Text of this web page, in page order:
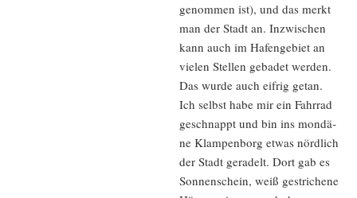
ge­nom­men ist), und das merkt
man der Stadt an. Inzwi­schen
kann auch im Hafen­ge­biet an
vie­len Stel­len geba­det wer­den.
Das wur­de auch eif­rig getan.
Ich selbst habe mir ein Fahr­rad
geschnappt und bin ins mon­dä­
ne Klam­pen­borg etwas nörd­lich
der Stadt gera­delt. Dort gab es
Son­nen­schein, weiß gestri­che­ne